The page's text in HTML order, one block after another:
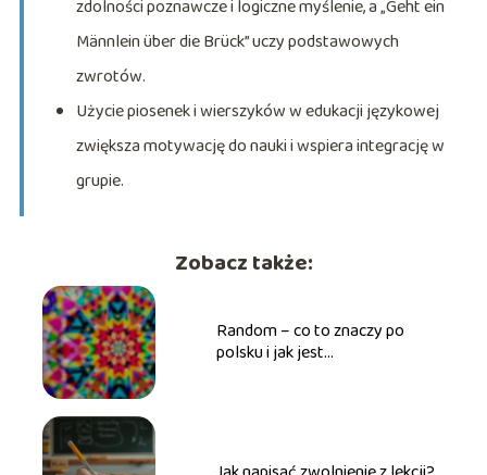
zdolności poznawcze i logiczne myślenie, a „Geht ein
Männlein über die Brück” uczy podstawowych
zwrotów.
Użycie piosenek i wierszyków w edukacji językowej
zwiększa motywację do nauki i wspiera integrację w
grupie.
Zobacz także:
Random – co to znaczy po
polsku i jak jest